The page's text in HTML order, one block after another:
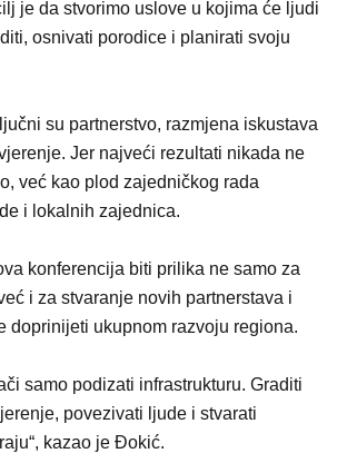
je da stvorimo uslove u kojima će ljudi
osnivati porodice i planirati svoju
su partnerstvo, razmjena iskustava
Jer najveći rezultati nikada ne
već kao plod zajedničkog rada
i lokalnih zajednica.
konferencija biti prilika ne samo za
i za stvaranje novih partnerstava i
doprinijeti ukupnom razvoju regiona.
samo podizati infrastrukturu. Graditi
povezivati ljude i stvarati
kazao je Đokić.